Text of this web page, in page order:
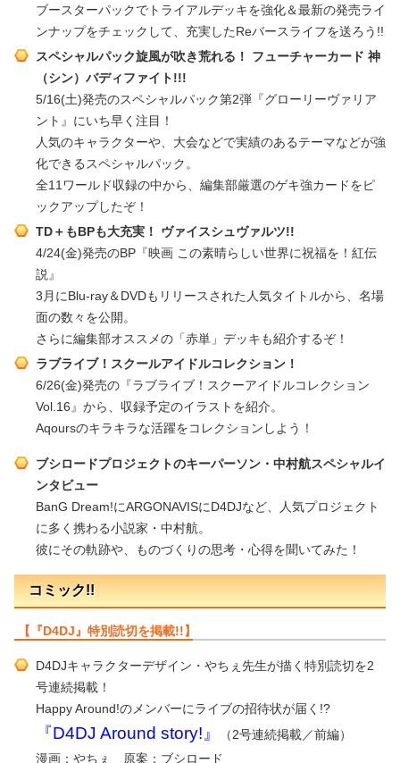
ブースターパックでトライアルデッキを強化＆最新の発売ライ
ンナップをチェックして、充実したReバースライフを送ろう!!
スペシャルパック旋風が吹き荒れる！ フューチャーカード 神
（シン）バディファイト!!!
5/16(土)発売のスペシャルパック第2弾『グローリーヴァリア
ント』にいち早く注目！
人気のキャラクターや、大会などで実績のあるテーマなどが強
化できるスペシャルパック。
全11ワールド収録の中から、編集部厳選のゲキ強カードをピ
ックアップしたぞ！
TD＋もBPも大充実！ ヴァイスシュヴァルツ!!
4/24(金)発売のBP『映画 この素晴らしい世界に祝福を！紅伝
説』
3月にBlu-ray＆DVDもリリースされた人気タイトルから、名場
面の数々を公開。
さらに編集部オススメの「赤単」デッキも紹介するぞ！
ラブライブ！スクールアイドルコレクション！
6/26(金)発売の『ラブライブ！スクーアイドルコレクション
Vol.16』から、収録予定のイラストを紹介。
Aqoursのキラキラな活躍をコレクションしよう！
ブシロードプロジェクトのキーパーソン・中村航スペシャルイ
ンタビュー
BanG Dream!にARGONAVISにD4DJなど、人気プロジェクト
に多く携わる小説家・中村航。
彼にその軌跡や、ものづくりの思考・心得を聞いてみた！
コミック!!
【『D4DJ』特別読切を掲載!!】
D4DJキャラクターデザイン・やちぇ先生が描く特別読切を2
号連続掲載！
Happy Around!のメンバーにライブの招待状が届く!?
『D4DJ Around story!』
（2号連続掲載／前編）
漫画：やちぇ 原案：ブシロード